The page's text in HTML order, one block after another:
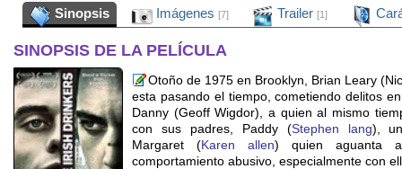
Sinopsis
Imágenes [7] Trailer [1]
SINOPSIS DE LA PELÍCULA
Otoño de 1975 en Brooklyn, Brian Leary
esta pasando el tiempo, cometiendo delitos
Danny (Geoff Wigdor), a quien al mismo
con sus padres, Paddy (Stephen lang),
Margaret (Karen allen) quien aguanta
comportamiento abusivo, especialmente con